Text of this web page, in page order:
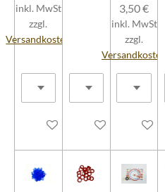
inkl. MwSt
zzgl.
Versandkosten
In den WarenkorbIn den Warenkorb
3,50 €
inkl. MwSt
zzgl.
Versandkosten
In den